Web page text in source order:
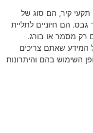
תקעי קיר, הם סוג של
הם חיוניים לתליית
רק מסמר או בורג.
המידע שאתם צריכים
השימוש בהם והיתרונות